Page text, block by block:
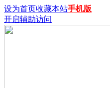
设为首页收藏本站手机版
开启辅助访问